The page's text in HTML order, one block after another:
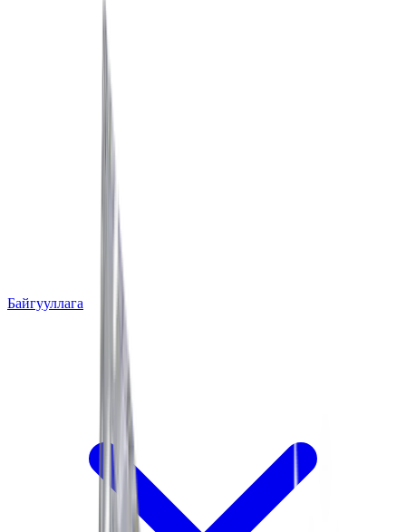
Байгууллага